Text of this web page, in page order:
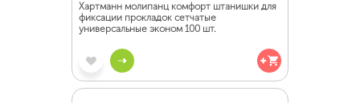
Хартманн молипанц комфорт штанишки для
фиксации прокладок сетчатые
универсальные эконом 100 шт.